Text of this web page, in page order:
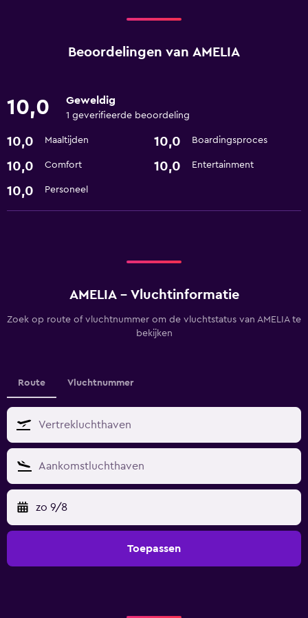
Beoordelingen van AMELIA
10,0 Geweldig
1 geverifieerde beoordeling
10,0 Maaltijden 10,0 Boardingsproces
10,0 Comfort 10,0 Entertainment
10,0 Personeel
AMELIA - Vluchtinformatie
Zoek op route of vluchtnummer om de vluchtstatus van AMELIA te
bekijken
Route Vluchtnummer
zo 9/8
Toepassen